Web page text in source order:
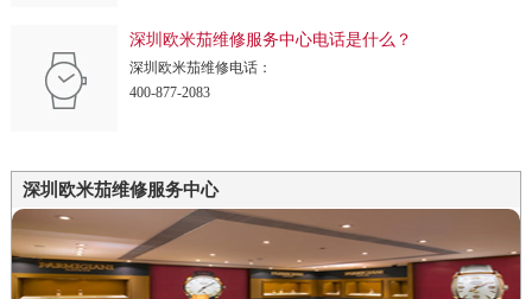
深圳欧米茄维修服务中心电话是什么？
深圳欧米茄维修电话：
400-877-2083
深圳欧米茄维修服务中心